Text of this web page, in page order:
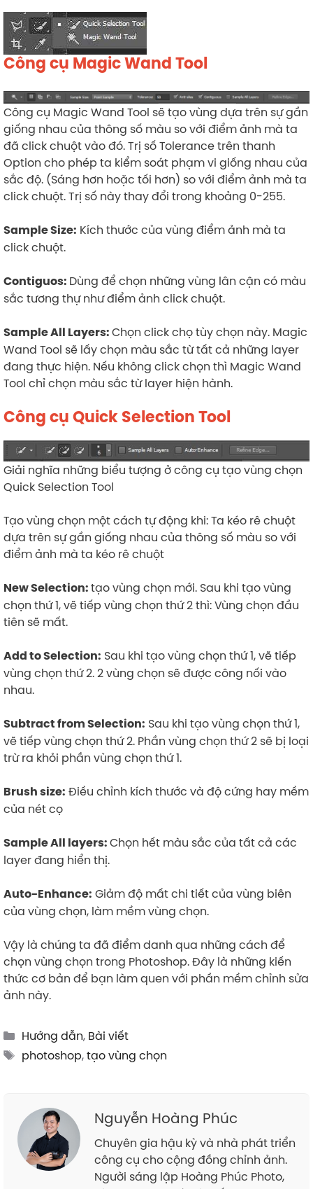
Công cụ Magic Wand Tool
Công cụ Magic Wand Tool sẽ tạo vùng dựa trên sự gần
giống nhau của thông số màu so với điểm ảnh mà ta
đã click chuột vào đó. Trị số Tolerance trên thanh
Option cho phép ta kiểm soát phạm vi giống nhau của
sắc độ. (Sáng hơn hoặc tối hơn) so với điểm ảnh mà ta
click chuột. Trị số này thay đổi trong khoảng 0-255.
Sample Size: Kích thước của vùng điểm ảnh mà ta
click chuột.
Contiguos: Dùng để chọn những vùng lân cận có màu
sắc tương thự như điểm ảnh click chuột.
Sample All Layers:Chọn click chọ tùy chọn này. Magic
Wand Tool sẽ lấy chọn màu sắc từ tất cả những layer
đang thực hiện. Nếu không click chọn thì Magic Wand
Tool chỉ chọn màu sắc từ layer hiện hành.
Công cụ Quick Selection Tool
Giải nghĩa những biểu tượng ở công cụ tạo vùng chọn
Quick Selection Tool
Tạo vùng chọn một cách tự động khi: Ta kéo rê chuột
dựa trên sự gần giống nhau của thông số màu so với
điểm ảnh mà ta kéo rê chuột
New Selection:tạo vùng chọn mới. Sau khi tạo vùng
chọn thứ 1, vẽ tiếp vùng chọn thứ 2 thì: Vùng chọn đầu
tiên sẽ mất.
Add to Selection: Sau khi tạo vùng chọn thứ 1, vẽ tiếp
vùng chọn thứ 2. 2 vùng chọn sẽ được công nối vào
nhau.
Subtract from Selection: Sau khi tạo vùng chọn thứ 1,
vẽ tiếp vùng chọn thứ 2. Phần vùng chọn thứ 2 sẽ bị loại
trừ ra khỏi phần vùng chọn thứ 1.
Brush size: Điều chỉnh kích thước và độ cứng hay mềm
của nét cọ
Sample All layers:Chọn hết màu sắc của tất cả các
layer đang hiển thị.
Auto-Enhance: Giảm độ mất chi tiết của vùng biên
của vùng chọn, làm mềm vùng chọn.
Vậy là chúng ta đã điểm danh qua những cách để
chọn vùng chọn trong Photoshop. Đây là những kiến
thức cơ bản để bạn làm quen với phần mềm chỉnh sửa
ảnh này.
Categories
Hướng dẫn, Bài viết
Tags
photoshop,tạo vùng chọn
Nguyễn Hoàng Phúc
Chuyên gia hậu kỳ và nhà phát triển
công cụ cho cộng đồng chỉnh ảnh.
Người sáng lập Hoàng Phúc Photo,